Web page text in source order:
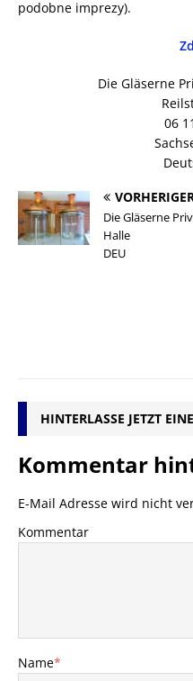
podobne imprezy).
Die Gläserne
06
Die Gläserne
Halle
DEU
HINTERLASSE JETZT
Kommentar
E-Mail Adresse wird nicht
Kommentar
Name*